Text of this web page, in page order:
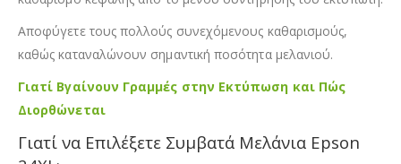
Αποφύγετε τους πολλούς συνεχόμενους καθαρισμούς,
καθώς καταναλώνουν σημαντική ποσότητα μελανιού.
Γιατί Βγαίνουν Γραμμές στην Εκτύπωση και Πώς
Διορθώνεται
Γιατί να Επιλέξετε Συμβατά Μελάνια Epson